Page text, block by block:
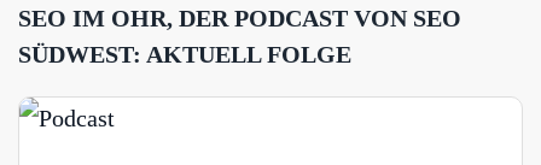
SEO IM OHR, DER PODCAST VON SEO
SÜDWEST: AKTUELL FOLGE